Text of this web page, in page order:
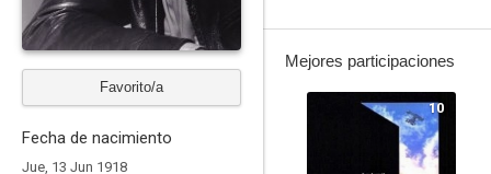
Favorito/a
Fecha de nacimiento
Jue, 13 Jun 1918
Mejores participaciones
10